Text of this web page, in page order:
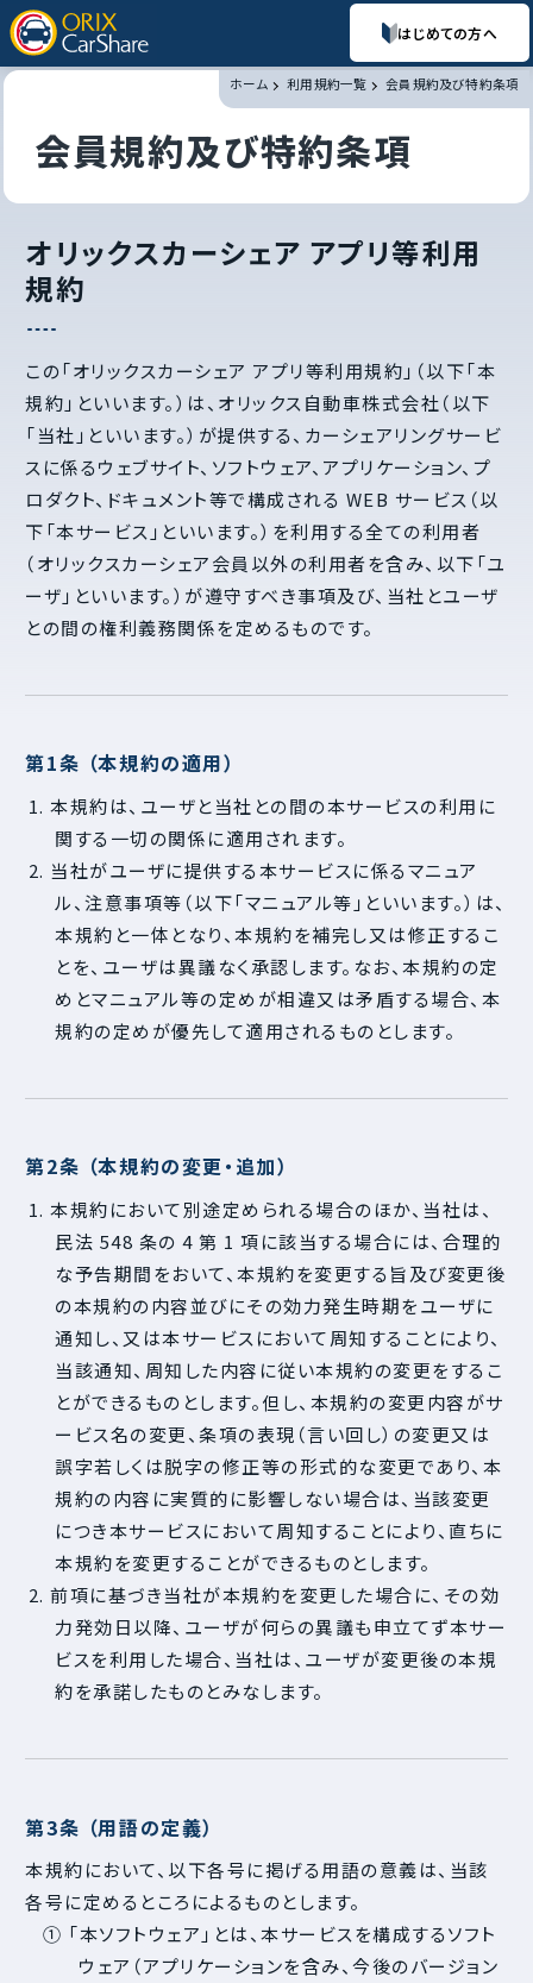
はじめての方へ
ホーム 利用規約一覧 会員規約及び特約条項
会員規約及び特約条項
オリックスカーシェア アプリ等利用
規約
この「オリックスカーシェア アプリ等利用規約」（以下「本
規約」といいます。）は、オリックス自動車株式会社（以下
「当社」といいます。）が提供する、カーシェアリングサービ
スに係るウェブサイト、ソフトウェア、アプリケーション、プ
ロダクト、ドキュメント等で構成される WEB サービス（以
下「本サービス」といいます。）を利用する全ての利用者
（オリックスカーシェア会員以外の利用者を含み、以下「ユ
ーザ」といいます。）が遵守すべき事項及び、当社とユーザ
との間の権利義務関係を定めるものです。
第1条 （本規約の適用）
1. 本規約は、ユーザと当社との間の本サービスの利用に
関する一切の関係に適用されます。
2. 当社がユーザに提供する本サービスに係るマニュア
ル、注意事項等（以下「マニュアル等」といいます。）は、
本規約と一体となり、本規約を補完し又は修正するこ
とを、ユーザは異議なく承認します。なお、本規約の定
めとマニュアル等の定めが相違又は矛盾する場合、本
規約の定めが優先して適用されるものとします。
第2条 （本規約の変更・追加）
1. 本規約において別途定められる場合のほか、当社は、
民法 548 条の 4 第 1 項に該当する場合には、合理的
な予告期間をおいて、本規約を変更する旨及び変更後
の本規約の内容並びにその効力発生時期をユーザに
通知し、又は本サービスにおいて周知することにより、
当該通知、周知した内容に従い本規約の変更をするこ
とができるものとします。但し、本規約の変更内容がサ
ービス名の変更、条項の表現（言い回し）の変更又は
誤字若しくは脱字の修正等の形式的な変更であり、本
規約の内容に実質的に影響しない場合は、当該変更
につき本サービスにおいて周知することにより、直ちに
本規約を変更することができるものとします。
2. 前項に基づき当社が本規約を変更した場合に、その効
力発効日以降、ユーザが何らの異議も申立てず本サー
ビスを利用した場合、当社は、ユーザが変更後の本規
約を承諾したものとみなします。
第3条 （用語の定義）
本規約において、以下各号に掲げる用語の意義は、当該
各号に定めるところによるものとします。
① 「本ソフトウェア」とは、本サービスを構成するソフト
ウェア（アプリケーションを含み、今後のバージョン